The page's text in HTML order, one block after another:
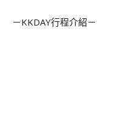
－KKDAY行程介紹－